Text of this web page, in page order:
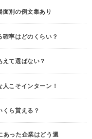
面別の例文集あり
確率はどのくらい？
て選ばない？
こそインターン！
くら貰える？
あった企業はどう選